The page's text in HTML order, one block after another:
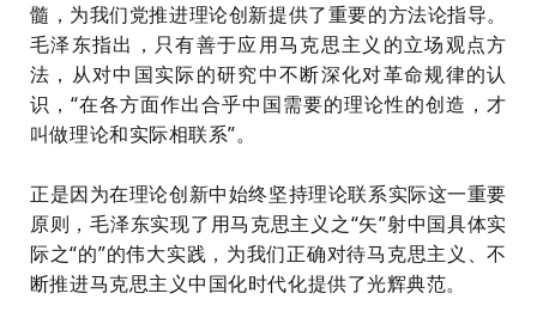
髓，为我们党推进理论创新提供了重要的方法论指导。
毛泽东指出，只有善于应用马克思主义的立场观点方
法，从对中国实际的研究中不断深化对革命规律的认
识，“在各方面作出合乎中国需要的理论性的创造，才
叫做理论和实际相联系”。
正是因为在理论创新中始终坚持理论联系实际这一重要
原则，毛泽东实现了用马克思主义之“矢”射中国具体实
际之“的”的伟大实践，为我们正确对待马克思主义、不
断推进马克思主义中国化时代化提供了光辉典范。